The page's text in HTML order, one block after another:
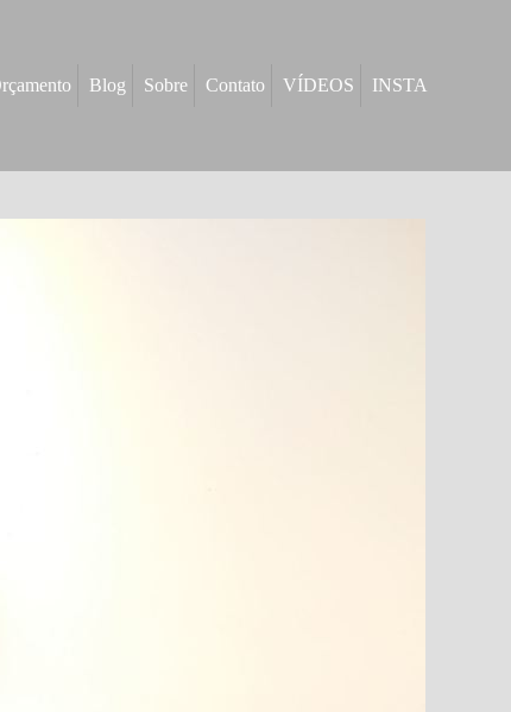
Blog Sobre Contato VÍDEOS INSTA